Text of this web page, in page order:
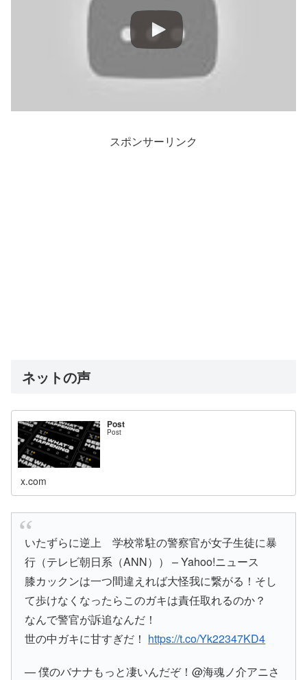
スポンサーリンク
ネットの声
Post
Post
x.com
いたずらに逆上 学校常駐の警察官が女子生徒に暴
行（テレビ朝日系（ANN）） – Yahoo!ニュース
膝カックンは一つ間違えれば大怪我に繋がる！そし
て歩けなくなったらこのガキは責任取れるのか？
なんで警官が訴追なんだ！
世の中ガキに甘すぎだ！ https://t.co/Yk22347KD4
— 僕のバナナもっと凄いんだぞ！@海魂ノ介アニさ